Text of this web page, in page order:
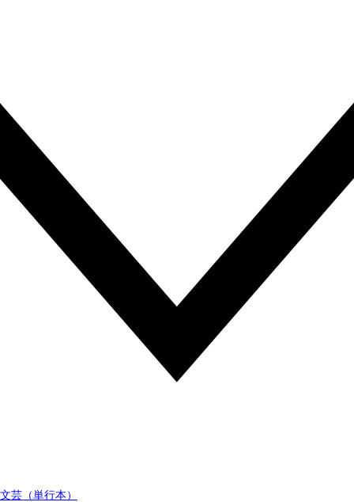
文芸（単行本）